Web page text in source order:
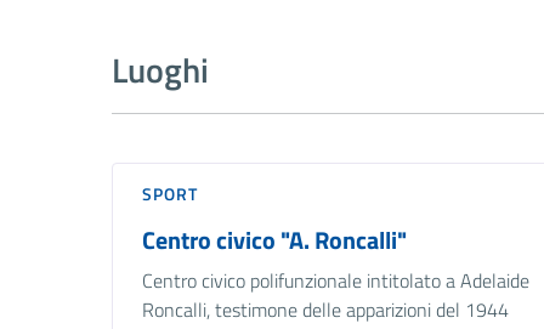
Luoghi
SPORT
Centro civico "A. Roncalli"
Centro civico polifunzionale intitolato a Adelaide
Roncalli, testimone delle apparizioni del 1944